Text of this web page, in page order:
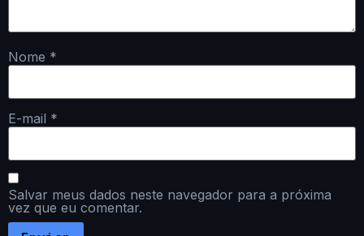
Nome *
E-mail *
Salvar meus dados neste navegador para a próxima
vez que eu comentar.